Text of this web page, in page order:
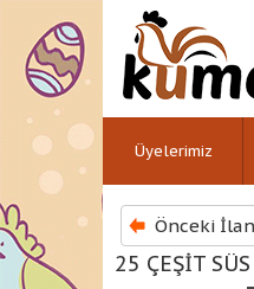
Üyelerimiz
Önceki İlan
25 ÇEŞİT